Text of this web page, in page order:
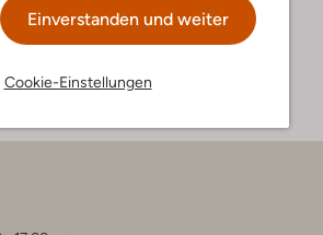
Einverstanden und weiter
Cookie-Einstellungen